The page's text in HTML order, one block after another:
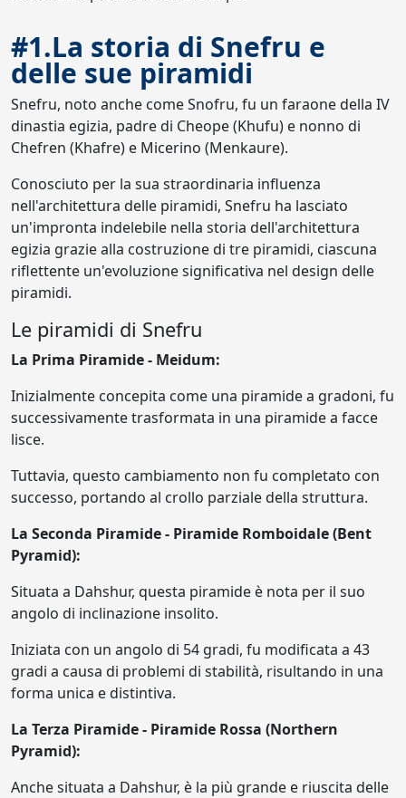
#1.La storia di Snefru e
delle sue piramidi
Snefru, noto anche come Snofru, fu un faraone della IV
dinastia egizia, padre di Cheope (Khufu) e nonno di
Chefren (Khafre) e Micerino (Menkaure).
Conosciuto per la sua straordinaria influenza
nell'architettura delle piramidi, Snefru ha lasciato
un'impronta indelebile nella storia dell'architettura
egizia grazie alla costruzione di tre piramidi, ciascuna
riflettente un'evoluzione significativa nel design delle
piramidi.
Le piramidi di Snefru
La Prima Piramide - Meidum:
Inizialmente concepita come una piramide a gradoni, fu
successivamente trasformata in una piramide a facce
lisce.
Tuttavia, questo cambiamento non fu completato con
successo, portando al crollo parziale della struttura.
La Seconda Piramide - Piramide Romboidale (Bent
Pyramid):
Situata a Dahshur, questa piramide è nota per il suo
angolo di inclinazione insolito.
Iniziata con un angolo di 54 gradi, fu modificata a 43
gradi a causa di problemi di stabilità, risultando in una
forma unica e distintiva.
La Terza Piramide - Piramide Rossa (Northern
Pyramid):
Anche situata a Dahshur, è la più grande e riuscita delle